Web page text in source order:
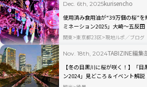
Dec. 6th, 2025kurisencho
使用済み食用油が“39万個の桜”
ミネーション2025」大崎～五反
関東 東京都23区 現地ルポ／ブログ
Nov. 18th, 2024TABIZINE編集
【冬の目黒川に桜が咲く！】「
ン2024」見どころ＆イベント解説